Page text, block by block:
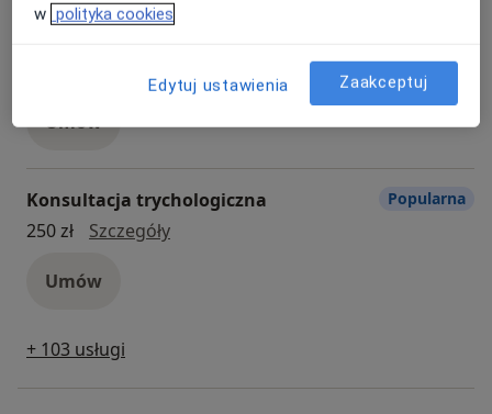
Konsultacja endokrynologiczna + USG
konsultacja endokrynologiczna + USG
Umów
Konsultacja trychologiczna
250 zł
Szczegółykonsultacja trychologiczna
Umów
Popularna
+ 103 usługi
w polityka cookies
Edytuj ustawienia Zaakceptuj